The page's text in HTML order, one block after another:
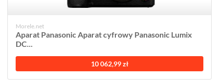
Morele.net
Aparat Panasonic Aparat cyfrowy Panasonic Lumix
DC...
10 062,99 zł